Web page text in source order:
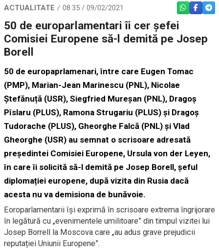
ACTUALITATE 08:35 / 09/02/2021 WHATSAPP
50 de europarlamentari îi cer șefei
Comisiei Europene să-l demită pe Josep
Borell
50 de europaprlamenari, între care Eugen Tomac
(PMP), Marian-Jean Marinescu (PNL), Nicolae
Ştefănuță (USR), Siegfried Mureşan (PNL), Dragoș
Pîslaru (PLUS), Ramona Strugariu (PLUS) și Dragoș
Tudorache (PLUS), Gheorghe Falcă (PNL) și Vlad
Gheorghe (USR) au semnat o scrisoare adresată
președintei Comisiei Europene, Ursula von der Leyen,
în care îi solicită să-l demită pe Josep Borell, șeful
diplomației europene, după vizita din Rusia dacă
acesta nu va demisiona de bunăvoie.
Eoroparlamentarii își exprimă în scrisoare extrema îngrijorare
în legătură cu „evenimentele umilitoare” din timpul vizitei lui
Josep Borrell la Moscova care „au adus grave prejudicii
reputației Uniunii Europene”.